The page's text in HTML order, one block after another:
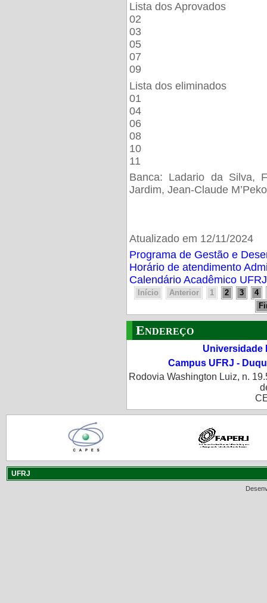
Lista dos Aprovados
02
03
05
07
09
Lista dos eliminados
01
04
06
08
10
11
Banca: Ladario da Silva,
Jardim, Jean-Claude M’Peko
Atualizado em 12/11/2024
Programa de Gestão e
Horário de atendimento
Calendário Acadêmico
Início Anterior 1 2 3
4
Endereço
Universidade
Campus UFRJ -
Rodovia Washington Luiz, n.
UFRJ